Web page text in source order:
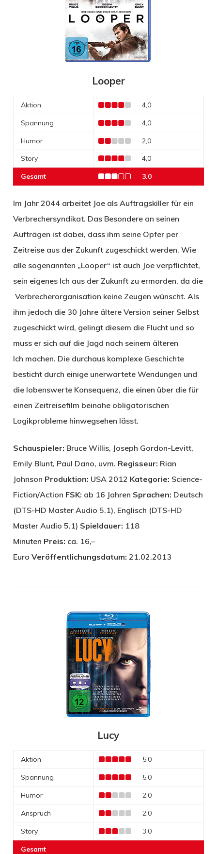
Looper
Aktion 4,0
Spannung 4,0
Humor
2,0
Story
4,0
Gesamt 3.0
Im Jahr 2044 arbeitet Joe als Auftragskiller für ein
Verbrechersyndikat. Das Besondere an seinen
Aufträgen ist dabei, dass ihm seine Opfer per
Zeitreise aus der Zukunft zugeschickt werden. Wie
alle sogenannten „Looper“ ist auch Joe verpflichtet,
sein eigenes Ich aus der Zukunft zu ermorden, da die
Verbrecherorganisation keine Zeugen wünscht. Als
ihm jedoch die 30 Jahre ältere Version seiner Selbst
zugeschickt wird, gelingt diesem die Flucht und so
muss er sich auf die Jagd nach seinem älteren
Ich machen. Die durchaus komplexe Geschichte
besticht durch einige unerwartete Wendungen und
die lobenswerte Konsequenz, die einen über die für
einen Zeitreisefilm beinahe obligatorischen
Logikprobleme hinwegsehen lässt.
Schauspieler: Bruce Willis, Joseph Gordon-Levitt,
Emily Blunt, Paul Dano, uvm. Regisseur: Rian
Johnson Produktion: USA 2012 Kategorie: Science-
Fiction/Action FSK: ab 16 Jahren Sprachen: Deutsch
(DTS-HD Master Audio 5.1), Englisch (DTS-HD
Master Audio 5.1) Spieldauer: 118
Minuten Preis: ca. 16,–
Euro Veröffentlichungsdatum: 21.02.2013
Lucy
Aktion 5,0
Spannung 5,0
Humor 2,0
Anspruch 2,0
Story 3,0
Gesamt